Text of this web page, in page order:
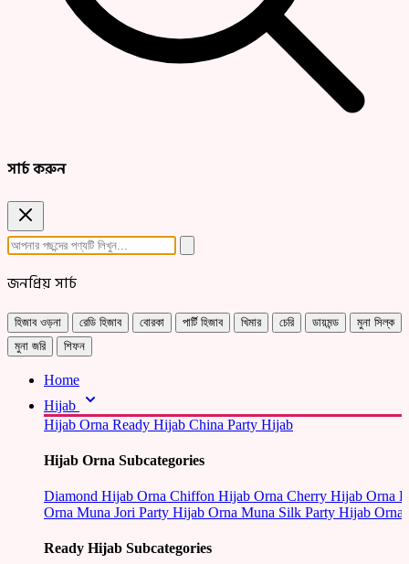
সার্চ করুন
জনপ্রিয় সার্চ
হিজাব ওড়না রেডি হিজাব বোরকা পার্টি হিজাব খিমার চেরি ডায়মন্ড
মুনা সিল্ক
মুনা জরি
শিফন
Home
Hijab
Hijab Orna Ready Hijab China Party Hijab
Hijab Orna Subcategories
Diamond Hijab Orna Chiffon Hijab Orna Cherry Hijab Orna
Orna Muna Jori Party Hijab Orna Muna Silk Party Hijab Orna
Ready Hijab Subcategories